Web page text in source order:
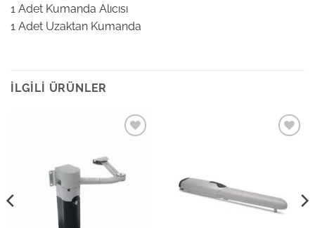
1 Adet Kumanda Alıcısı
1 Adet Uzaktan Kumanda
İLGILI ÜRÜNLER